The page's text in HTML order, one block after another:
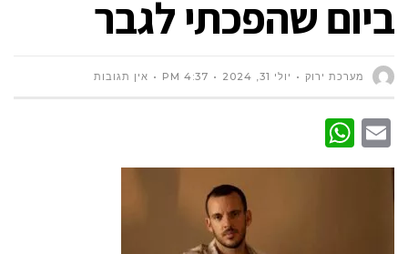
ביום שהפכתי לגבר
מערכת ירוק יולי 31, 2024 4:37 PM אין תגובות
Email